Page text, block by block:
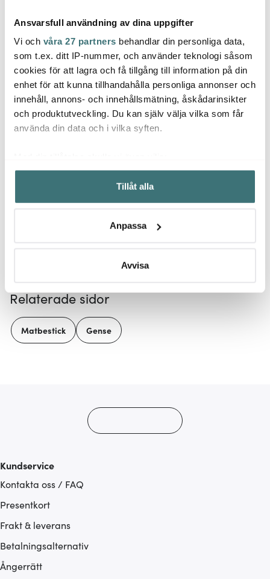
Ansvarsfull användning av dina uppgifter
Vi och våra 27 partners behandlar din personliga data,
som t.ex. ditt IP-nummer, och använder teknologi såsom
cookies för att lagra och få tillgång till information på din
enhet för att kunna tillhandahålla personliga annonser och
innehåll, annons- och innehållsmätning, åskådarinsikter
och produktutveckling. Du kan själv välja vilka som får
använda din data och i vilka syften.
Samla in information om din geografiska plats som
kan ha en noggrannhet på upp till flera meter
Identifiera din enhet genom att aktivt skanna den för
Ta reda på mer om hur dina personliga uppgifter
Du kan ändra eller dra tillbaka ditt samtycke när som
Vi använder cookies för att innehållet och annonserna
ska anpassas efter det som vi tror att du tycker om. Det
gör också att vi kan analysera vår trafik och göra
Tillåt alla
Anpassa
Avvisa
Gense
Nobel Matkniv Rostfri
199 kr
Gense
Nobel Kaffesked Rostfri
119 kr
Låt dig inspireras av våra kunder
Relaterade sidor
Matbestick Gense
Kundservice
Kontakta oss / FAQ
Presentkort
Frakt & leverans
Betalningsalternativ
Ångerrätt